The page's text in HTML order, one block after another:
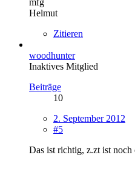
Helmut
Zitieren
woodhunter
Inaktives Mitglied
Beiträge
10
2. September 2012
#5
Das ist richtig, z.zt ist